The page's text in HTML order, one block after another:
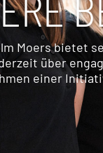
Moers
über
einer